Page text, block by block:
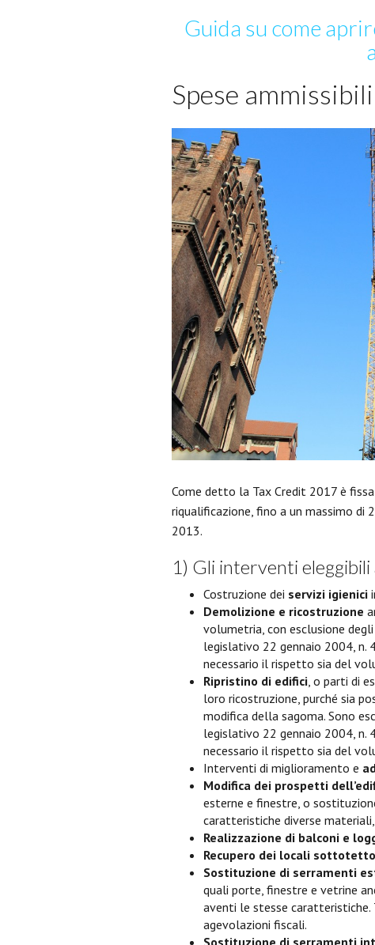
Guida su come
Spese ammissibili
Come detto la Tax Credit 2017 è
riqualificazione, fino a un massimo
2013.
1) Gli interventi
Costruzione dei servizi igienici
Demolizione e ricostruzione
volumetria, con esclusione
legislativo 22 gennaio 2004, n.
necessario il rispetto sia del
Ripristino di edifici , o parti di
loro ricostruzione, purché sia
modifica della sagoma. Sono
legislativo 22 gennaio 2004, n.
necessario il rispetto sia del
Interventi di miglioramento e
Modifica dei prospetti
esterne e finestre, o
caratteristiche diverse
Realizzazione di balconi e
Recupero dei locali sottotetto
Sostituzione di serramenti
quali porte, finestre e vetrine
aventi le stesse caratteristiche.
agevolazioni fiscali.
Sostituzione di serramenti